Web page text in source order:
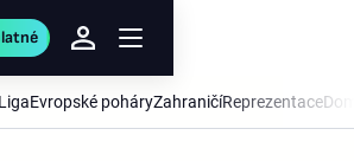
Evropské poháryZahraničíReprezentace